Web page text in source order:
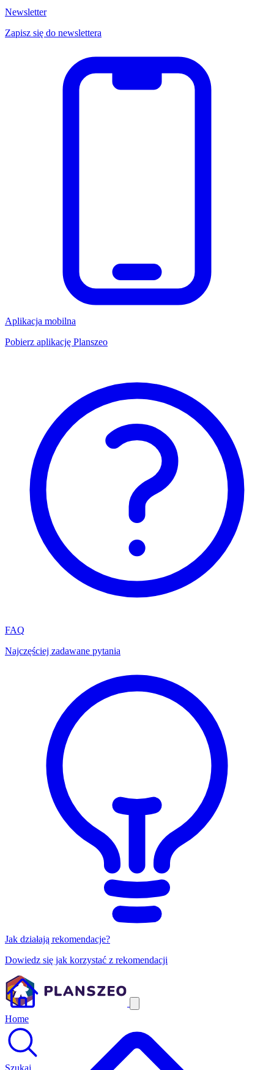
Newsletter
Zapisz się do newslettera
Aplikacja mobilna
Pobierz aplikację Planszeo
FAQ
Najczęściej zadawane pytania
Jak działają rekomendacje?
Dowiedz się jak korzystać z rekomendacji
Home
Szukaj